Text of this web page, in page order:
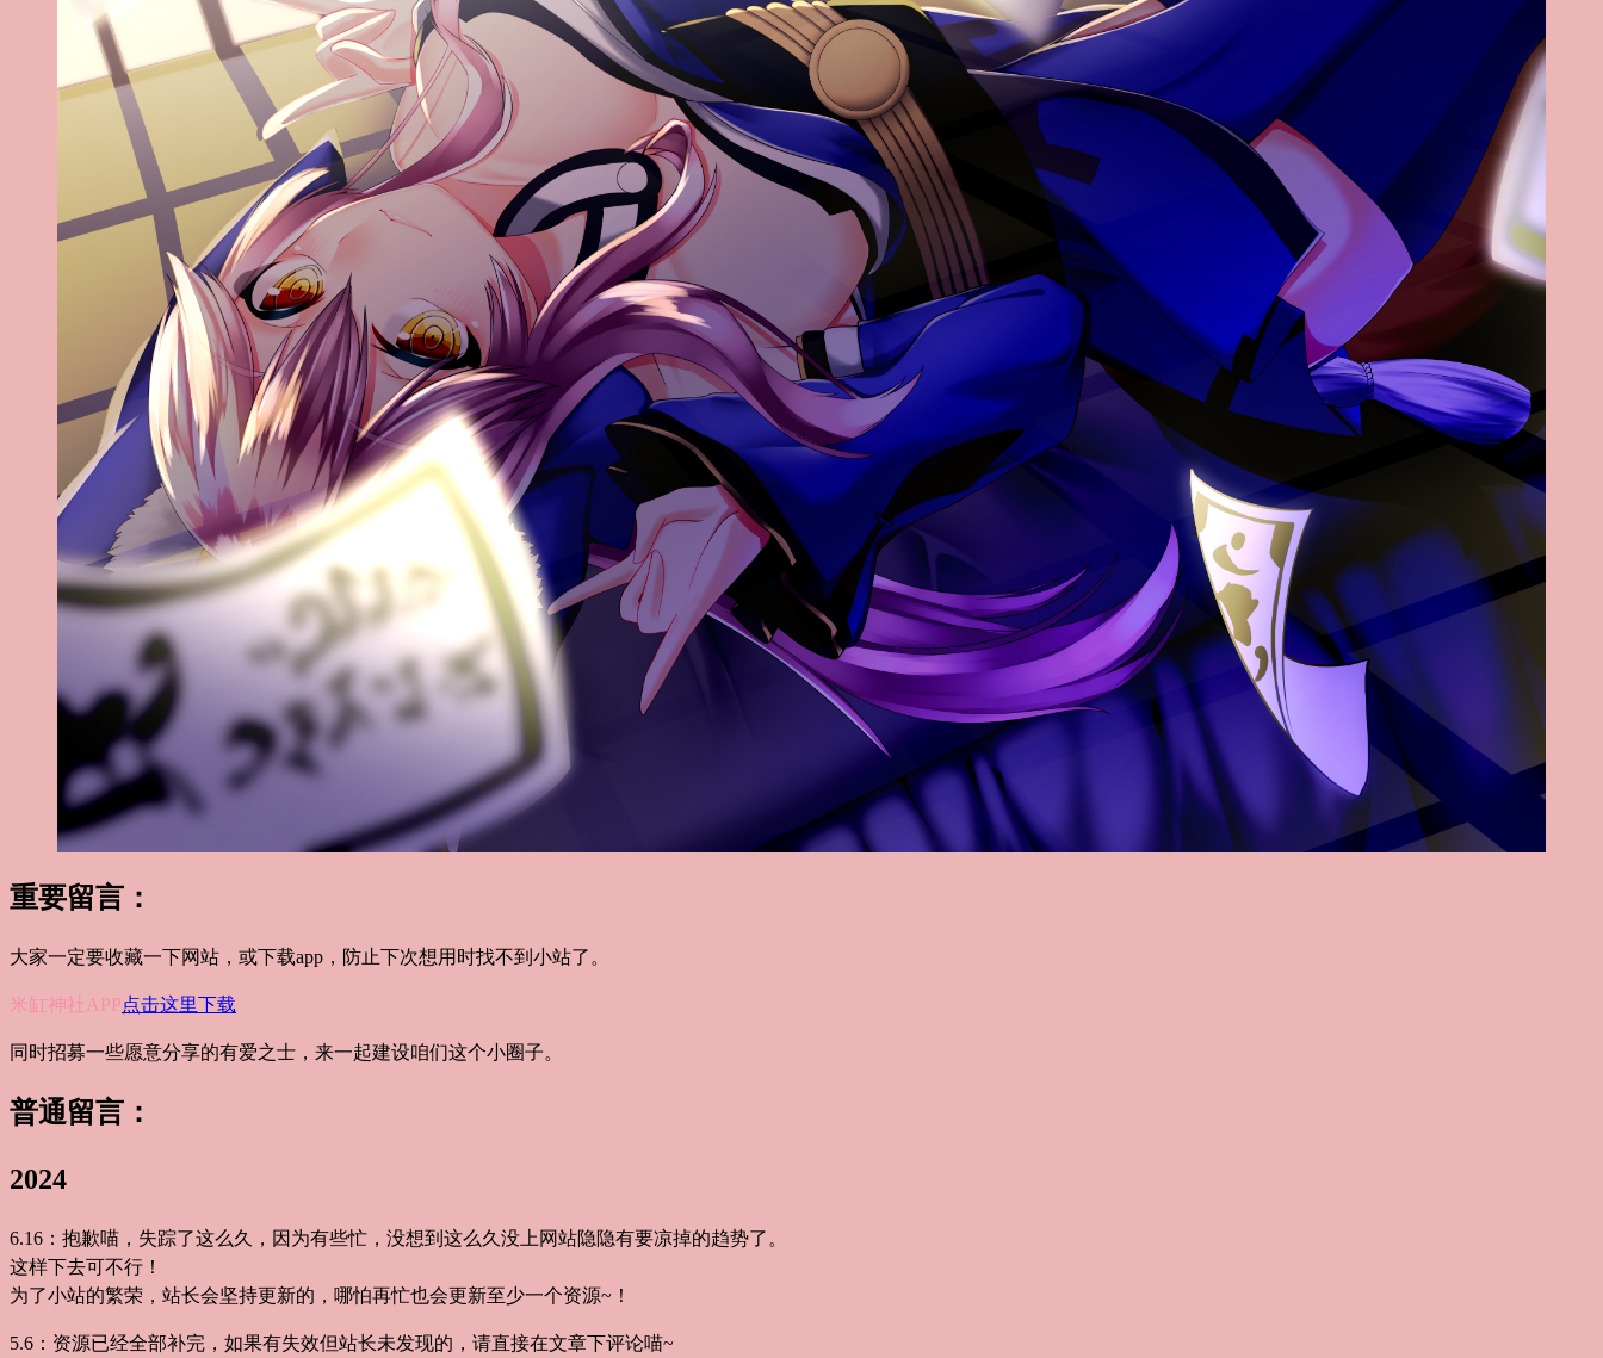
重要留言：
大家一定要收藏一下网站，或下载app，防止下次想用时找不到小站了。
米缸神社APP点击这里下载
同时招募一些愿意分享的有爱之士，来一起建设咱们这个小圈子。
普通留言：
2024
6.16：抱歉喵，失踪了这么久，因为有些忙，没想到这么久没上网站隐隐有要凉掉的趋势了。
这样下去可不行！
为了小站的繁荣，站长会坚持更新的，哪怕再忙也会更新至少一个资源~！
5.6：资源已经全部补完，如果有失效但站长未发现的，请直接在文章下评论喵~